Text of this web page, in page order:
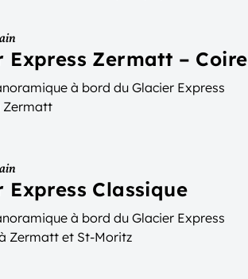
Express Zermatt – Coire
à bord du Glacier Express
Zermatt
Express Classique
à bord du Glacier Express
Zermatt et St-Moritz